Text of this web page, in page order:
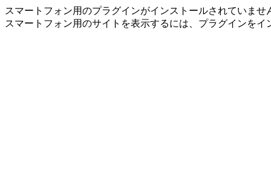
スマートフォン用のプラグインがインストールされていませ
スマートフォン用のサイトを表示するには、プラグインをイ